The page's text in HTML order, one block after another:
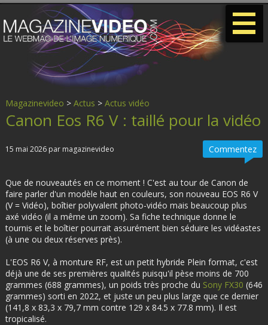
Magazinevideo > Actus > Actus vidéo
Canon Eos R6 V : taillé pour la vidéo
Commentez
15 mai 2026 par magazinevideo
Que de nouveautés en ce moment ! C'est au tour de Canon de
faire parler d'un modèle haut en couleurs, son nouveau EOS R6 V
(V = Vidéo), boîtier polyvalent photo-vidéo mais beaucoup plus
axé vidéo (il a même un zoom). Sa fiche technique donne le
tournis et le boîtier pourrait assurément bien séduire les vidéastes
(à une ou deux réserves près).
L'EOS R6 V, à monture RF, est un petit hybride Plein format, c'est
déjà une de ses premières qualités puisqu'il pèse moins de 700
grammes (688 grammes), un poids très proche du Sony FX30 (646
grammes) sorti en 2022, et juste un peu plus large que ce dernier
(141,8 x 83,3 x 79,7 mm contre 129 x 84.5 x 77.8 mm). Il est
tropicalisé.
-
-
-